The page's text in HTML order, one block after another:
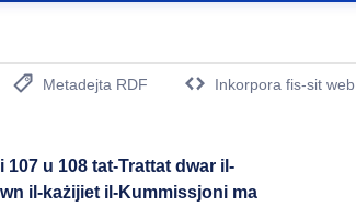
Metadejta RDF
Inkorpora fis-sit web
u 108 tat-Trattat dwar il-
il-każijiet il-Kummissjoni ma